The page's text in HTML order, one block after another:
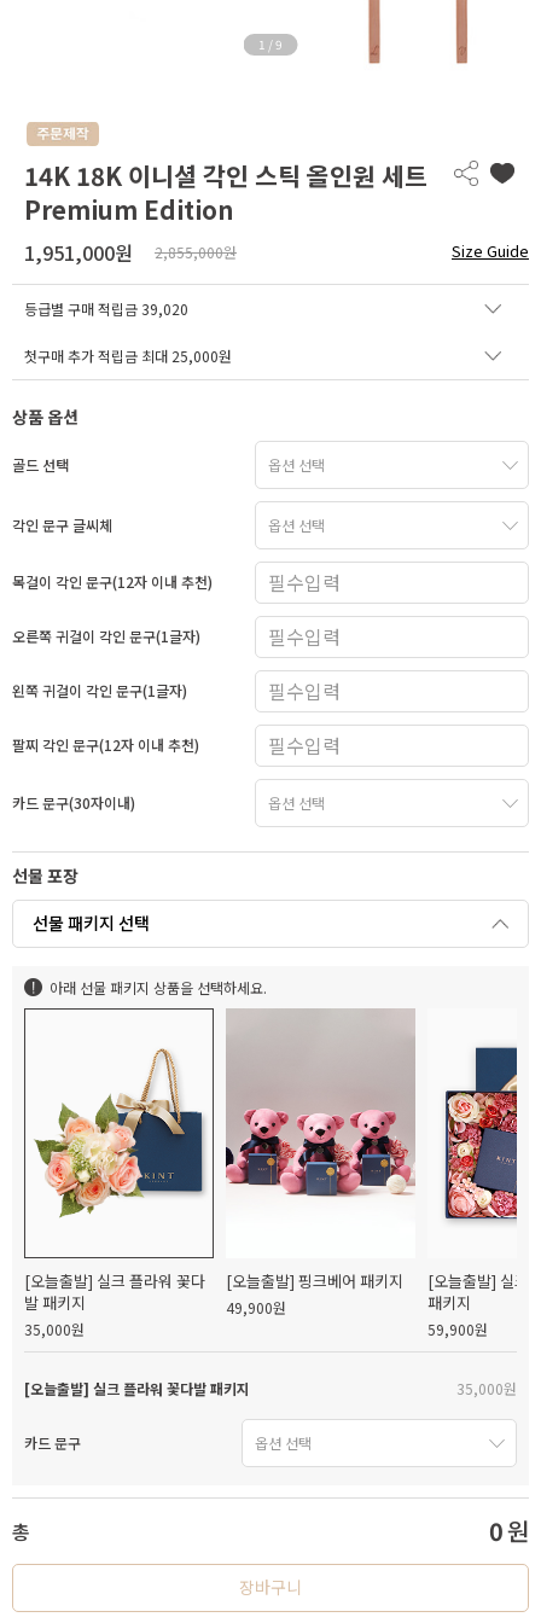
1 /9
14K 18K 이니셜 각인 스틱 올인원 세트
Premium Edition
1,951,000원 2,855,000원 Size Guide
등급별 구매 적립금39,020
첫구매 추가 적립금 최대 25,000원
상품 옵션
골드 선택
각인 문구 글씨체
목걸이 각인 문구(12자 이내 추천)
오른쪽 귀걸이 각인 문구(1글자)
왼쪽 귀걸이 각인 문구(1글자)
팔찌 각인 문구(12자 이내 추천)
카드 문구(30자이내)
선물 포장
선물 패키지 선택
아래 선물 패키지 상품을 선택하세요.
[오늘출발] 실크 플라워 꽃다
발 패키지
35,000원
[오늘출발] 핑크베어 패키지
49,900원
[오늘출발] 실크
패키지
59,900원
[오늘출발] 실크 플라워 꽃다발 패키지 35,000원
카드 문구
총 0원
장바구니